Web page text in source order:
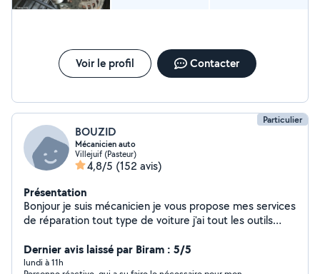
Prix compétitifs Conseils personnalisés Satisfaction
Voir le profil Contacter
Particulier
BOUZID
Mécanicien auto
Villejuif (Pasteur)
4,8/5 (152 avis)
Présentation
Bonjour je suis mécanicien je vous propose mes services
de réparation tout type de voiture j'ai tout les outils
week-ends vous pouvez me contacte ou téléphone
o6984360 31de préférence j'arrive pas à répondre à
Dernier avis laissé par Biram : 5/5
lundi à 11h